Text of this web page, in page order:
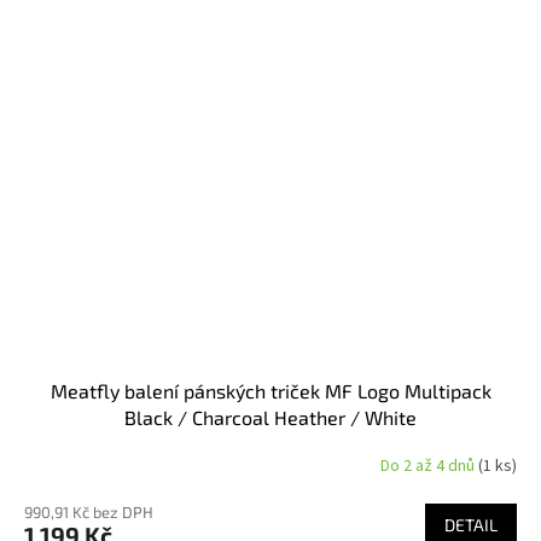
Meatfly balení pánských triček MF Logo Multipack
Black / Charcoal Heather / White
Do 2 až 4 dnů (1 ks)
990,91 Kč bez DPH
1 199 Kč DETAIL